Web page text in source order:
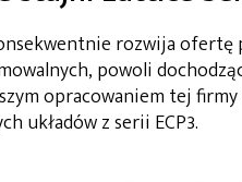
rozwija ofertę
powoli
opracowaniem tej
układów z serii ECP3.